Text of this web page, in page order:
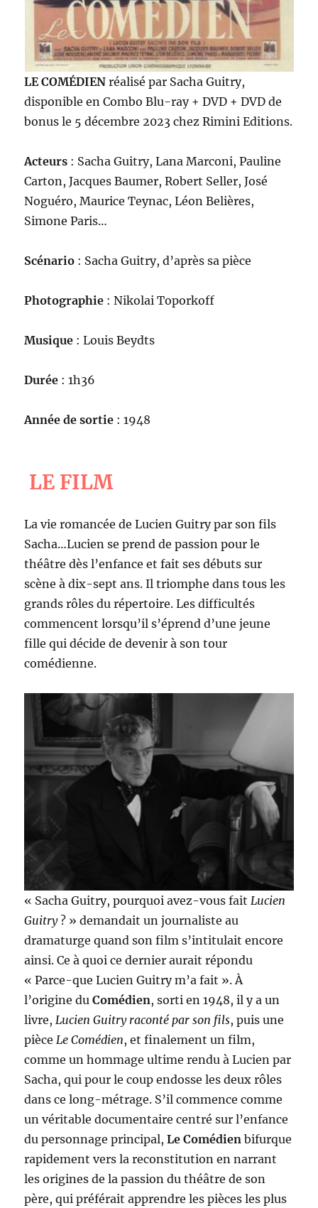
LE COMÉDIENréalisé par Sacha Guitry,
disponible en Combo Blu-ray + DVD + DVD de
bonus le 5 décembre 2023 chez Rimini Editions.
Acteurs : Sacha Guitry, Lana Marconi, Pauline
Carton, Jacques Baumer, Robert Seller, José
Noguéro, Maurice Teynac, Léon Belières,
Simone Paris…
Scénario : Sacha Guitry, d’après sa pièce
Photographie : Nikolai Toporkoff
Musique : Louis Beydts
Durée : 1h36
Année de sortie : 1948
LE FILM
La vie romancée de Lucien Guitry par son fils
Sacha…Lucien se prend de passion pour le
théâtre dès l’enfance et fait ses débuts sur
scène à dix-sept ans. Il triomphe dans tous les
grands rôles du répertoire. Les difficultés
commencent lorsqu’il s’éprend d’une jeune
fille qui décide de devenir à son tour
comédienne.
« Sacha Guitry, pourquoi avez-vous fait Lucien
Guitry? » demandait un journaliste au
dramaturge quand son film s’intitulait encore
ainsi. Ce à quoi ce dernier aurait répondu
« Parce-que Lucien Guitry m’a fait ». À
l’origine duComédien, sorti en 1948, il y a un
livre, Lucien Guitry raconté par son fils, puis une
pièce Le Comédien, et finalement un film,
comme un hommage ultime rendu à Lucien par
Sacha, qui pour le coup endosse les deux rôles
dans ce long-métrage. S’il commence comme
un véritable documentaire centré sur l’enfance
du personnage principal,Le Comédien bifurque
rapidement vers la reconstitution en narrant
les origines de la passion du théâtre de son
père, qui préférait apprendre les pièces les plus